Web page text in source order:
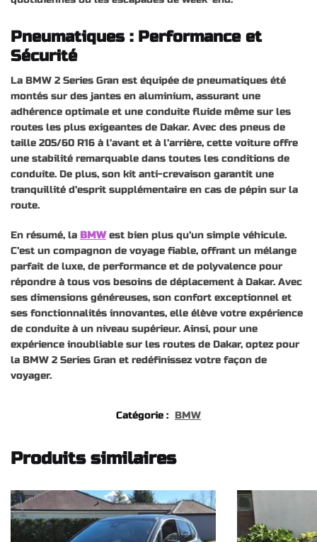
Pneumatiques : Performance et
Sécurité
La BMW 2 Series Gran est équipée de pneumatiques été
montés sur des jantes en aluminium, assurant une
adhérence optimale et une conduite fluide même sur les
routes les plus exigeantes de Dakar. Avec des pneus de
taille 205/60 R16 à l’avant et à l’arrière, cette voiture offre
une stabilité remarquable dans toutes les conditions de
conduite. De plus, son kit anti-crevaison garantit une
tranquillité d’esprit supplémentaire en cas de pépin sur la
route.
En résumé, la BMWest bien plus qu’un simple véhicule.
C’est un compagnon de voyage fiable, offrant un mélange
parfait de luxe, de performance et de polyvalence pour
répondre à tous vos besoins de déplacement à Dakar. Avec
ses dimensions généreuses, son confort exceptionnel et
ses fonctionnalités innovantes, elle élève votre expérience
de conduite à un niveau supérieur. Ainsi, pour une
expérience inoubliable sur les routes de Dakar, optez pour
la BMW 2 Series Gran et redéfinissez votre façon de
voyager.
Catégorie : BMW
Produits similaires